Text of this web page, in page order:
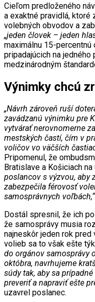
Cieľom predloženého
a exaktné pravidlá,
volebných obvodov a
„jeden človek – jeden
maximálnu 15-
pripadajúcich na
medzinárodným
Výnimky chcú
„Návrh zároveň ruší
zavádzanú výnimku pre
vytvárať nerovnomerne
mestských častí, čím v
voličov vo väčších
Pripomenul, že
Bratislave a Košiciach
poslancov s výzvou, aby
zabezpečila férovosť
samosprávnych voľbách,“
Dostál spresnil, že ich
že samosprávy musia
najneskôr jeden rok pred
volieb sa to však ešte
do orgánov samosprávy
októbra, navrhujeme
súdy tak, aby sa
preveriť a napraviť ešte
uzavrel poslanec.